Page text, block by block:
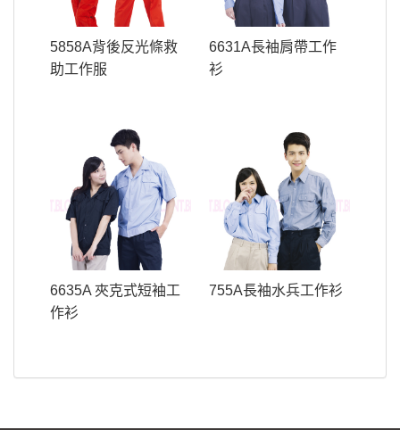
5858A背後反光條救
助工作服
6631A長袖肩帶工作
衫
6635A 夾克式短袖工
作衫
755A長袖水兵工作衫